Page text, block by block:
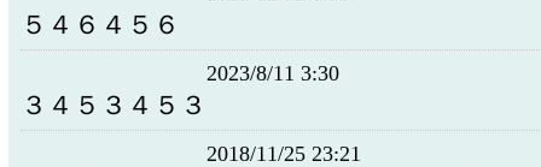
５４６４５６
2023/8/11 3:30
３４５３４５３
2018/11/25 23:21